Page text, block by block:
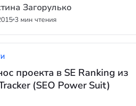
Загорулько
3 мин чтения
проекта в SE Ranking из
(SEO Power Suit)